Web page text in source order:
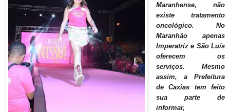
Maranhense, não
existe tratamento
oncológico. No
Maranhão apenas
Imperatriz e São Luís
oferecem os
serviços. Mesmo
assim, a Prefeitura
de Caxias tem feito
sua parte de
informar,